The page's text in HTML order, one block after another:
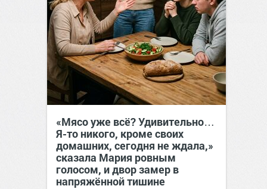
«Мясо уже всё? Удивительно…
Я-то никого, кроме своих
домашних, сегодня не ждала,»
сказала Мария ровным
голосом, и двор замер в
напряжённой тишине